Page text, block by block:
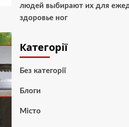
людей выбирают их для
здоровье ног
Категорії
Без категорії
Блоги
Місто